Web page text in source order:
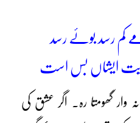
کم رسد بوئے رسد
رویت ایشاں بس است
وار گھومتا رہ۔ اگر عشق کی